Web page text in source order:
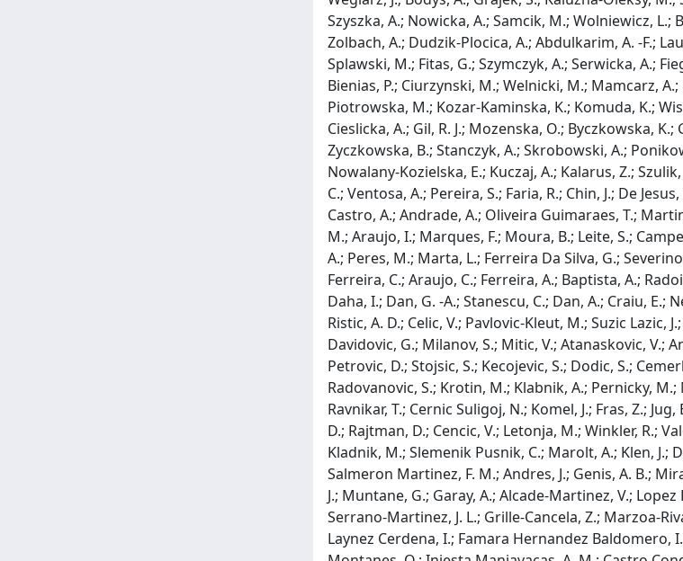
Szyszka, A.; Nowicka, A.; Samcik, M.; Wolniewicz,
Zolbach, A.; Dudzik-Plocica, A.; Abdulkarim, A. -F.;
Splawski, M.; Fitas, G.; Szymczyk, A.; Serwicka, A.;
Bienias, P.; Ciurzynski, M.; Welnicki, M.; Mamcarz,
Piotrowska, M.; Kozar-Kaminska, K.; Komuda, K.;
Cieslicka, A.; Gil, R. J.; Mozenska, O.; Byczkowska,
Zyczkowska, B.; Stanczyk, A.; Skrobowski, A.;
Nowalany-Kozielska, E.; Kuczaj, A.; Kalarus, Z.;
C.; Ventosa, A.; Pereira, S.; Faria, R.; Chin, J.; De
Castro, A.; Andrade, A.; Oliveira Guimaraes, T.;
M.; Araujo, I.; Marques, F.; Moura, B.; Leite, S.;
A.; Peres, M.; Marta, L.; Ferreira Da Silva, G.;
Ferreira, C.; Araujo, C.; Ferreira, A.; Baptista, A.;
Daha, I.; Dan, G. -A.; Stanescu, C.; Dan, A.; Craiu,
Ristic, A. D.; Celic, V.; Pavlovic-Kleut, M.; Suzic Lazic,
Davidovic, G.; Milanov, S.; Mitic, V.; Atanaskovic, V.;
Petrovic, D.; Stojsic, S.; Kecojevic, S.; Dodic, S.;
Radovanovic, S.; Krotin, M.; Klabnik, A.; Pernicky, M.;
Ravnikar, T.; Cernic Suligoj, N.; Komel, J.; Fras, Z.;
D.; Rajtman, D.; Cencic, V.; Letonja, M.; Winkler, R.;
Kladnik, M.; Slemenik Pusnik, C.; Marolt, A.; Klen, J.;
Salmeron Martinez, F. M.; Andres, J.; Genis, A. B.;
J.; Muntane, G.; Garay, A.; Alcade-Martinez, V.;
Serrano-Martinez, J. L.; Grille-Cancela, Z.; Marzoa-
Laynez Cerdena, I.; Famara Hernandez Baldomero,